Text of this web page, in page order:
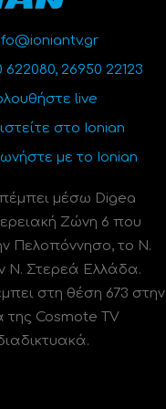
622080, 26950 22123
live
στο Ionian
με το Ionian
μέσω Digea
Ζώνη 6 που
Πελοπόννησο, το N.
Ν. Στερεά Ελλάδα.
στη θέση 673 στην
Cosmote TV